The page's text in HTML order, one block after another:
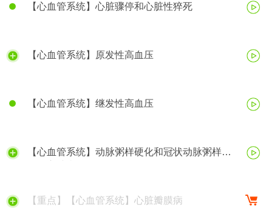
【心血管系统】心脏骤停和心脏性猝死
【心血管系统】原发性高血压
【心血管系统】继发性高血压
【心血管系统】动脉粥样硬化和冠状动脉粥样硬
【重点】【心血管系统】心脏瓣膜病